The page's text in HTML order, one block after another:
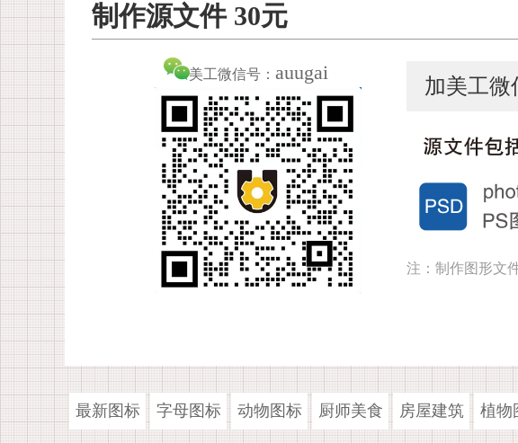
制作源文件 30元
美工微信号： auugai
加美工微
注：制作图形文
最新图标 字母图标 动物图标 厨师美食 房屋建筑 植物